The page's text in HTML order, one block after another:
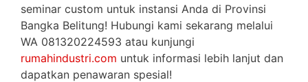
seminar custom untuk instansi Anda di Provinsi
Bangka Belitung! Hubungi kami sekarang melalui
WA 081320224593 atau kunjungi
rumahindustri.com untuk informasi lebih lanjut dan
dapatkan penawaran spesial!